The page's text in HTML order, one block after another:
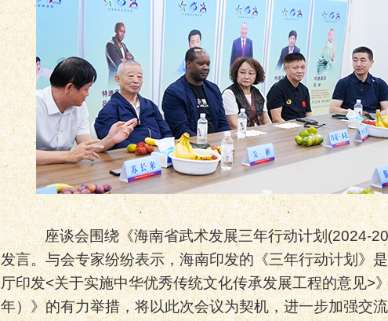
座谈会围绕《海南省武术发展三年行动计划 (2024-
发言。与会专家纷纷表示，海南印发的《三年行动计划》
厅印发<关于实施中华优秀传统文化传承发展工程的意见>
年）》的有力举措，将以此次会议为契机，进一步加强交